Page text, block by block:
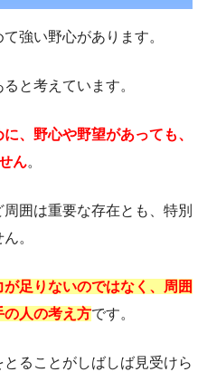
強い野心があります。
と考えています。
、野心や野望があっても、
ん。
囲は重要な存在とも、特別
。
が足りないのではなく、周囲
の人の考え方です。
ることがしばしば見受けら